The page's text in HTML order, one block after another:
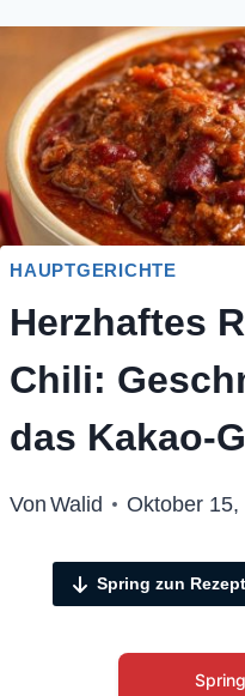
HAUPTGERICHTE
Herzhaftes
Chili:
das Kakao-
Von Walid Oktober 15,
Spring zun Rezept